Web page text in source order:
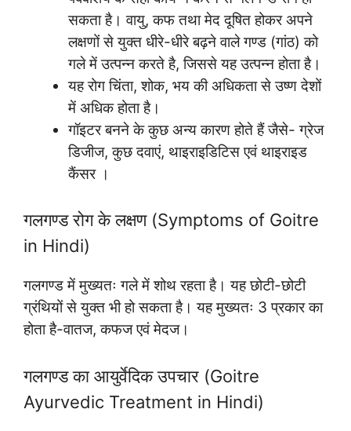
सकता है। वायु, कफ तथा मेद दूषित होकर अपने
लक्षणों से युक्त धीरे-धीरे बढ़ने वाले गण्ड (गांठ) को
गले में उत्पन्न करते है, जिससे यह उत्पन्न होता है।
यह रोग चिंता, शोक, भय की अधिकता से उष्ण देशों
में अधिक होता है।
गॉइटर बनने के कुछ अन्य कारण होते हैं जैसे- ग्रेज
डिजीज, कुछ दवाएं, थाइराइडिटिस एवं थाइराइड
कैंसर ।
गलगण्ड रोग के लक्षण (Symptoms of Goitre
in Hindi)
गलगण्ड में मुख्यतः गले में शोथ रहता है। यह छोटी-छोटी
ग्रंथियों से युक्त भी हो सकता है। यह मुख्यतः 3 प्रकार का
होता है-वातज, कफज एवं मेदज।
गलगण्ड का आयुर्वेदिक उपचार (Goitre
Ayurvedic Treatment in Hindi)